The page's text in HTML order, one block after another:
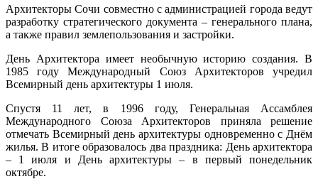
Архитекторы Сочи совместно с администрацией города ведут
разработку стратегического документа – генерального плана,
а также правил землепользования и застройки.
День Архитектора имеет необычную историю создания. В
1985 году Международный Союз Архитекторов учредил
Всемирный день архитектуры 1 июля.
Спустя 11 лет, в 1996 году, Генеральная Ассамблея
Международного Союза Архитекторов приняла решение
отмечать Всемирный день архитектуры одновременно с Днём
жилья. В итоге образовалось два праздника: День архитектора
– 1 июля и День архитектуры – в первый понедельник
октябре.